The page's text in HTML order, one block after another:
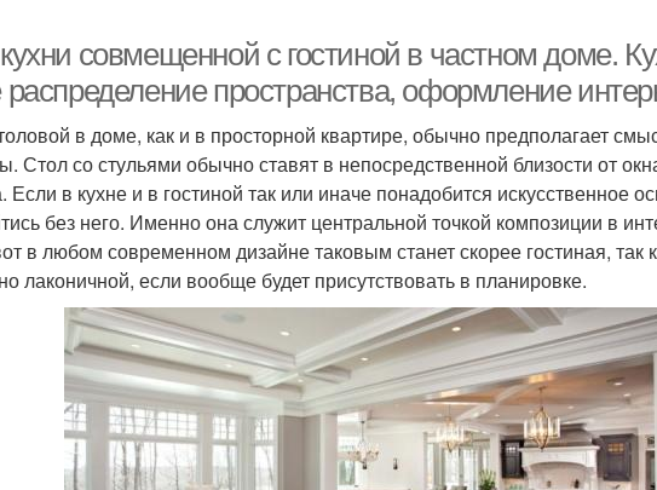
совмещенной с гостиной в частном доме.
пространства, оформление
в доме, как и в просторной квартире, обычно предполагает
Стол со стульями обычно ставят в непосредственной близости от
Если в кухне и в гостиной так или иначе понадобится искусственное
без него. Именно она служит центральной точкой композиции в
в любом современном дизайне таковым станет скорее гостиная, так
лаконичной, если вообще будет присутствовать в планировке.